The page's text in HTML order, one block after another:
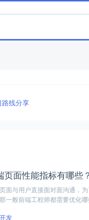
路线分享
页面性能指标有哪些
面与用户直接面对面沟通，
一般前端工程师都需要优化
发